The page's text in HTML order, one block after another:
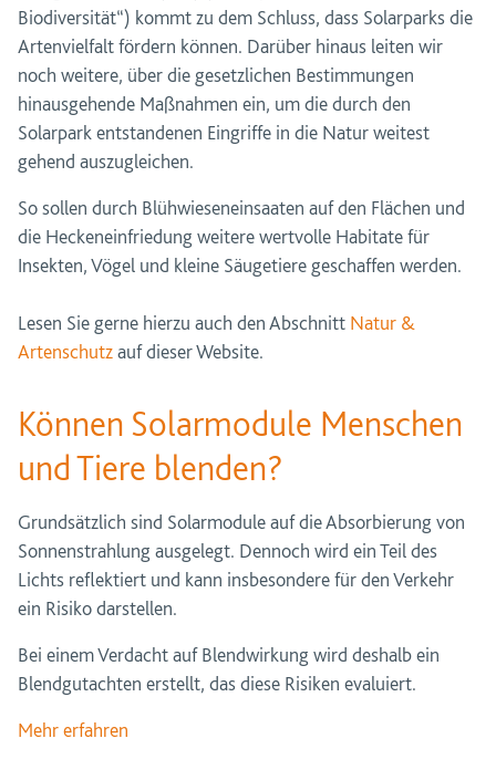
Biodiversität“) kommt zu dem Schluss, dass Solarparks die
Artenvielfalt fördern können. Darüber hinaus leiten wir
noch weitere, über die gesetzlichen Bestimmungen
hinausgehende Maßnahmen ein, um die durch den
Solarpark entstandenen Eingriffe in die Natur weitest
gehend auszugleichen.
So sollen durch Blühwieseneinsaaten auf den Flächen und
die Heckeneinfriedung weitere wertvolle Habitate für
Insekten, Vögel und kleine Säugetiere geschaffen werden.
Lesen Sie gerne hierzu auch den Abschnitt Natur &
Artenschutzauf dieser Website.
Können Solarmodule Menschen
und Tiere blenden?
Grundsätzlich sind Solarmodule auf die Absorbierung von
Sonnenstrahlung ausgelegt. Dennoch wird ein Teil des
Lichts reflektiert und kann insbesondere für den Verkehr
ein Risiko darstellen.
Bei einem Verdacht auf Blendwirkung wird deshalb ein
Blendgutachten erstellt, das diese Risiken evaluiert.
Mehr erfahren